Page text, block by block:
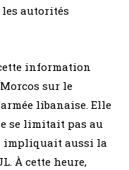
autorités
information
sur le
libanaise. Elle
se limitait pas au
impliquait aussi la
À cette heure,